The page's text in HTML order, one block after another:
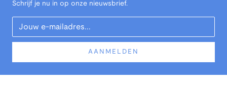
Schrijf je nu in op onze nieuwsbrief.
Your Email
AANMELDEN